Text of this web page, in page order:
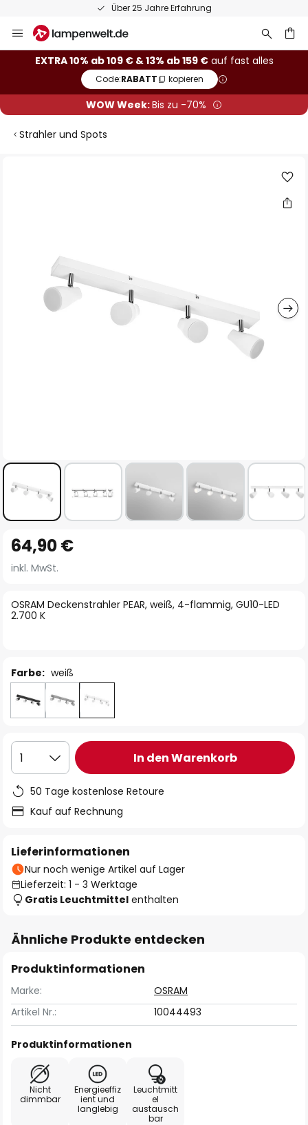
Über 25 Jahre Erfahrung
Inhalt
springen
EXTRA 10% ab 109 € & 13% ab 159 €auf fast alles
Code:RABATT kopieren
WOW Week:Bis zu -70%
Strahler und Spots
Anfang
der
springen
OSRAM Deckenstrahler PEAR, weiß, 4-flammig, GU10-LED
2.700 K
64,90 €
inkl. MwSt.
Farbe: weiß
1 In den Warenkorb
50 Tage kostenlose Retoure
Kauf auf Rechnung
Lieferinformationen
Nur noch wenige Artikel auf Lager
Lieferzeit: 1 - 3 Werktage
Gratis Leuchtmittel enthalten
Ähnliche Produkte entdecken
Produktinformationen
Marke:
OSRAM
Artikel Nr.:
10044493
Produktinformationen
Nicht
dimmbar
Energieeffiz
ient und
langlebig
Leuchtmitt
el
austausch
bar